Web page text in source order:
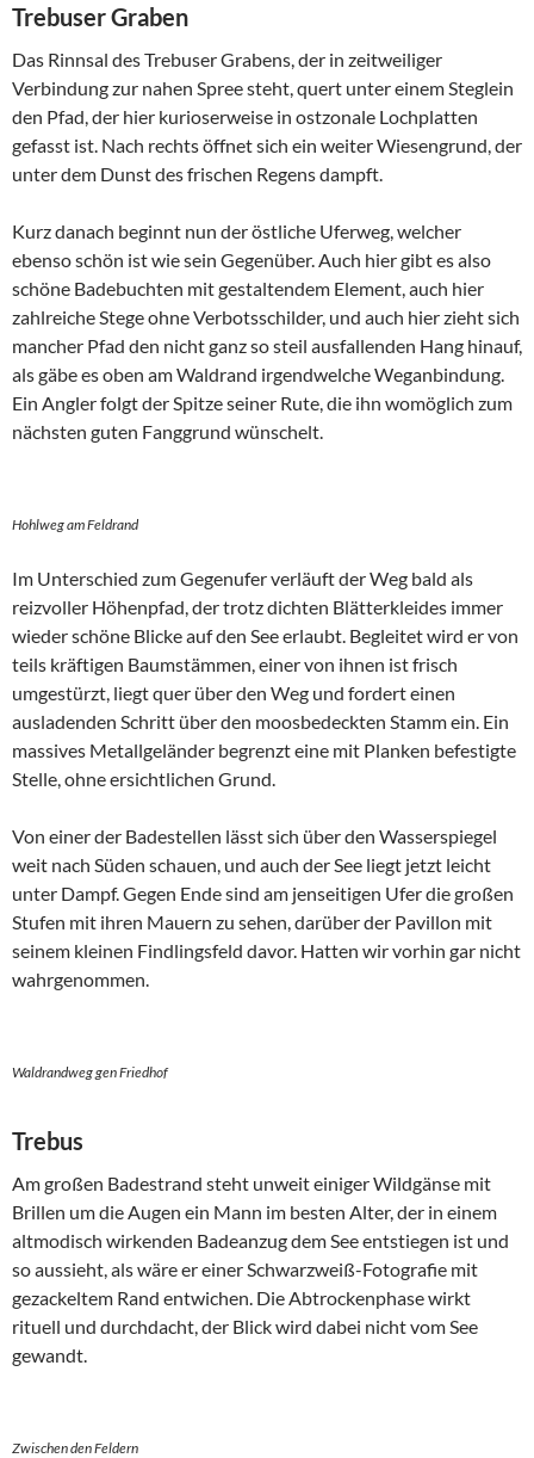
Trebuser Graben
Das Rinnsal des Trebuser Grabens, der in zeitweiliger
Verbindung zur nahen Spree steht, quert unter einem Steglein
den Pfad, der hier kurioserweise in ostzonale Lochplatten
gefasst ist. Nach rechts öffnet sich ein weiter Wiesengrund, der
unter dem Dunst des frischen Regens dampft.
Kurz danach beginnt nun der östliche Uferweg, welcher
ebenso schön ist wie sein Gegenüber. Auch hier gibt es also
schöne Badebuchten mit gestaltendem Element, auch hier
zahlreiche Stege ohne Verbotsschilder, und auch hier zieht sich
mancher Pfad den nicht ganz so steil ausfallenden Hang hinauf,
als gäbe es oben am Waldrand irgendwelche Weganbindung.
Ein Angler folgt der Spitze seiner Rute, die ihn womöglich zum
nächsten guten Fanggrund wünschelt.
Hohlweg am Feldrand
Im Unterschied zum Gegenufer verläuft der Weg bald als
reizvoller Höhenpfad, der trotz dichten Blätterkleides immer
wieder schöne Blicke auf den See erlaubt. Begleitet wird er von
teils kräftigen Baumstämmen, einer von ihnen ist frisch
umgestürzt, liegt quer über den Weg und fordert einen
ausladenden Schritt über den moosbedeckten Stamm ein. Ein
massives Metallgeländer begrenzt eine mit Planken befestigte
Stelle, ohne ersichtlichen Grund.
Von einer der Badestellen lässt sich über den Wasserspiegel
weit nach Süden schauen, und auch der See liegt jetzt leicht
unter Dampf. Gegen Ende sind am jenseitigen Ufer die großen
Stufen mit ihren Mauern zu sehen, darüber der Pavillon mit
seinem kleinen Findlingsfeld davor. Hatten wir vorhin gar nicht
wahrgenommen.
Waldrandweg gen Friedhof
Trebus
Am großen Badestrand steht unweit einiger Wildgänse mit
Brillen um die Augen ein Mann im besten Alter, der in einem
altmodisch wirkenden Badeanzug dem See entstiegen ist und
so aussieht, als wäre er einer Schwarzweiß-Fotografie mit
gezackeltem Rand entwichen. Die Abtrockenphase wirkt
rituell und durchdacht, der Blick wird dabei nicht vom See
gewandt.
Zwischen den Feldern